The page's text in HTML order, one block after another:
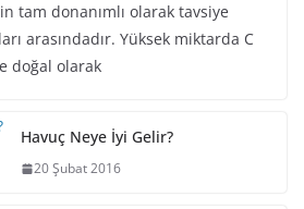
tam donanımlı olarak tavsiye
arasındadır. Yüksek miktarda C
doğal olarak
Havuç Neye İyi Gelir?
20 Şubat 2016